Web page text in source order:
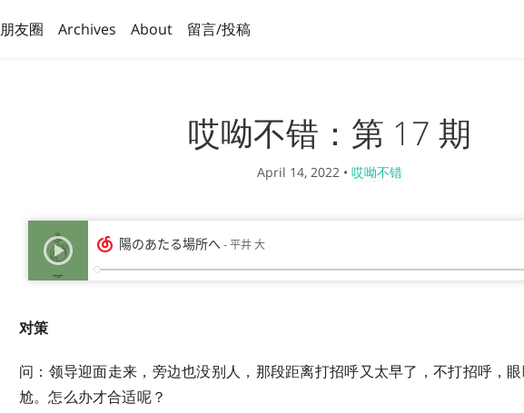
朋友圈 Archives About 留言/投稿
哎呦不错：第 17 期
April 14, 2022 • 哎呦不错
对策
问：领导迎面走来，旁边也没别人，那段距离打招呼又太早了，不打招呼，
尬。怎么办才合适呢？